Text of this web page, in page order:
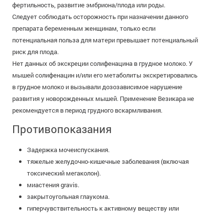
фертильность, развитие эмбриона/плода или роды.
Следует соблюдать осторожность при назначении данного
препарата беременным женщинам, только если
потенциальная польза для матери превышает потенциальный
риск для плода.
Нет данных об экскреции солифенацина в грудное молоко. У
мышей солифенацин и/или его метаболиты экскретировались
в грудное молоко и вызывали дозозависимое нарушение
развития у новорожденных мышей. Применение Везикара не
рекомендуется в период грудного вскармливания.
Противопоказания
Задержка мочеиспускания.
тяжелые желудочно-кишечные заболевания (включая
токсический мегаколон).
миастения gravis.
закрытоугольная глаукома.
гиперчувствительность к активному веществу или